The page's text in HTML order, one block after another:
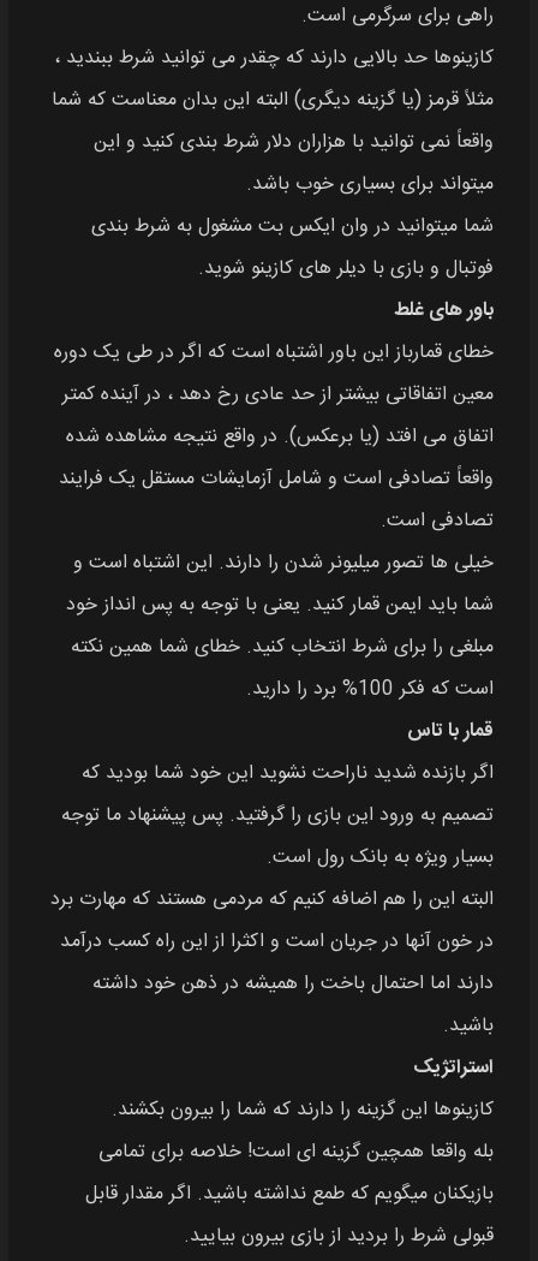
راهی برای سرگرمی است.
کازینوها حد بالایی دارند که چقدر می توانید شرط ببندید ،
مثلاً قرمز (یا گزینه دیگری) البته این بدان معناست که شما
واقعاً نمی توانید با هزاران دلار شرط بندی کنید و این
میتواند برای بسیاری خوب باشد.
شما میتوانید در وان ایکس بت مشغول به شرط بندی
فوتبال و بازی با دیلر های کازینو شوید.
باور های غلط
خطای قمارباز این باور اشتباه است که اگر در طی یک دوره
معین اتفاقاتی بیشتر از حد عادی رخ دهد ، در آینده کمتر
اتفاق می افتد (یا برعکس). در واقع نتیجه مشاهده شده
واقعاً تصادفی است و شامل آزمایشات مستقل یک فرایند
تصادفی است.
خیلی ها تصور میلیونر شدن را دارند. این اشتباه است و
شما باید ایمن قمار کنید. یعنی با توجه به پس انداز خود
مبلغی را برای شرط انتخاب کنید. خطای شما همین نکته
است که فکر 100% برد را دارید.
قمار با تاس
اگر بازنده شدید ناراحت نشوید این خود شما بودید که
تصمیم به ورود این بازی را گرفتید. پس پیشنهاد ما توجه
بسیار ویژه به بانک رول است.
البته این را هم اضافه کنیم که مردمی هستند که مهارت برد
در خون آنها در جریان است و اکثرا از این راه کسب درآمد
دارند اما احتمال باخت را همیشه در ذهن خود داشته
باشید.
استراتژیک
کازینوها این گزینه را دارند که شما را بیرون بکشند.
بله واقعا همچین گزینه ای است! خلاصه برای تمامی
بازیکنان میگویم که طمع نداشته باشید. اگر مقدار قابل
قبولی شرط را بردید از بازی بیرون بیایید.